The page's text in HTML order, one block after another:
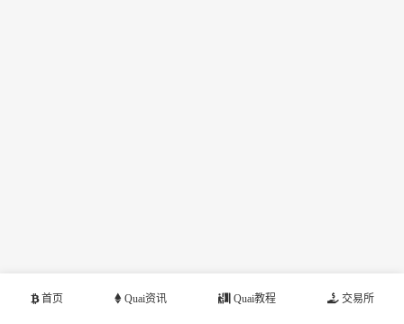
首页 Quai资讯 Quai教程 交易所